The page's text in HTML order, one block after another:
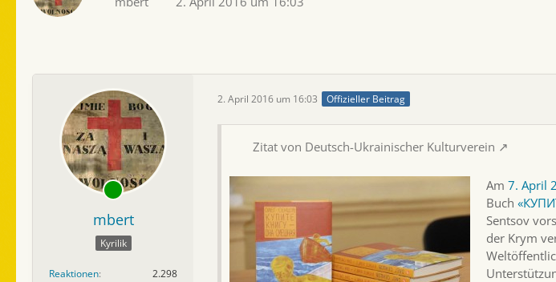
mbert
Kyrilik
Reaktionen
2.298
2. April 2016 um 16:03 Offizieller Beitrag
Zitat von Deutsch-Ukrainischer Kulturverein
Am 7. April
Buch
Sentsov
der Krym